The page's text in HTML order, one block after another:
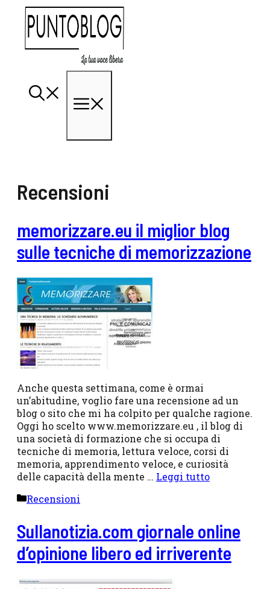
contenuto
Recensioni
memorizzare.eu il miglior blog
sulle tecniche di memorizzazione
Anche questa settimana, come è ormai
un’abitudine, voglio fare una recensione ad un
blog o sito che mi ha colpito per qualche ragione.
Oggi ho scelto www.memorizzare.eu , il blog di
una società di formazione che si occupa di
tecniche di memoria, lettura veloce, corsi di
memoria, apprendimento veloce, e curiosità
delle capacità della mente … Leggi tutto
Categorie
Recensioni
Sullanotizia.com giornale online
d’opinione libero ed irriverente